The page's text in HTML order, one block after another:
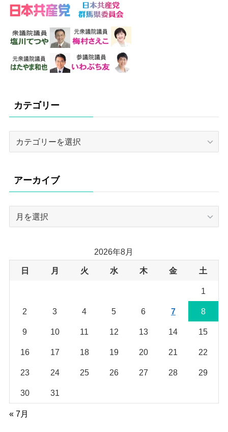
カテゴリー
リ
ー
アーカイブ
ブ
2026年8月
日 月 火 水 木 金 土
1
2 3 4 5 6 7 8
9 10 11 12 13 14 15
16 17 18 19 20 21 22
23 24 25 26 27 28 29
30 31
« 7月